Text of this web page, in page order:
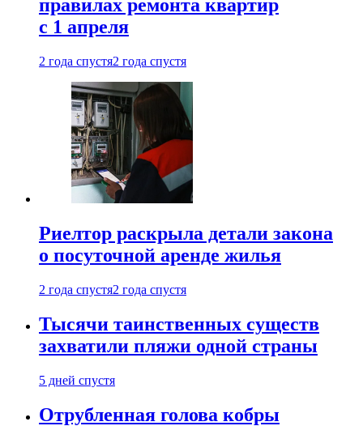
правилах ремонта квартир
с 1 апреля
2 года спустя2 года спустя
Риелтор раскрыла детали закона
о посуточной аренде жилья
2 года спустя2 года спустя
Тысячи таинственных существ
захватили пляжи одной страны
5 дней спустя
Отрубленная голова кобры